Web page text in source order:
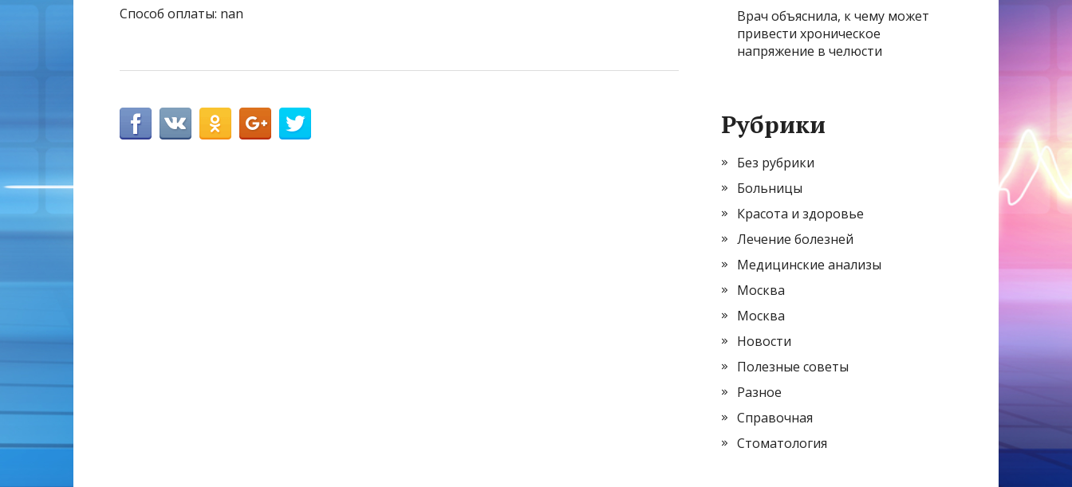
Способ оплаты: nan
Врач объяснила, к чему может
привести хроническое
напряжение в челюсти
Рубрики
Без рубрики
Больницы
Красота и здоровье
Лечение болезней
Медицинские анализы
Москва
Москва
Новости
Полезные советы
Разное
Справочная
Стоматология